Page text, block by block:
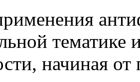
тематике
начиная